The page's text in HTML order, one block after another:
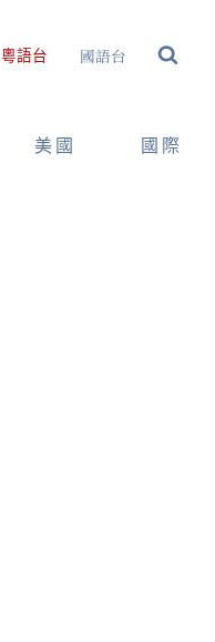
粵語台 國語台
美國 國際